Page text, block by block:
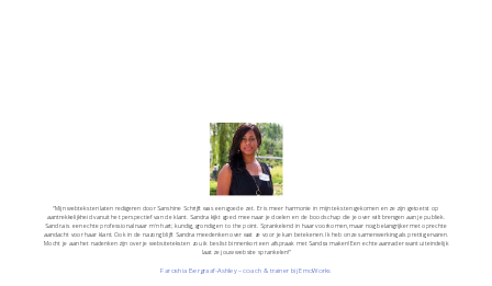
“Mijn webteksten laten redigeren door Sanshine Schrijft was een goede zet. Er is meer harmonie in mijn teksten gekomen en ze zijn getoetst op
aantrekkelijkheid vanuit het perspectief van de klant. Sandra kijkt goed mee naar je doelen en de boodschap die je over wilt brengen aan je publiek.
Sandra is een echte professional naar m'n hart; kundig, grondig en to the point. Sprankelend in haar voorkomen, maar nog belangrijker met oprechte
aandacht voor haar klant. Ook in de nazorg blijft Sandra meedenken over wat ze voor je kan betekenen. Ik heb onze samenwerking als prettig ervaren.
Mocht je aan het nadenken zijn over je websiteteksten zou ik beslist binnenkort een afspraak met Sandra maken! Een echte aanrader want uiteindelijk
laat ze jouw website sprankelen!”
Faroshia Bergraaf-Ashley – coach & trainer bij EmoWorks